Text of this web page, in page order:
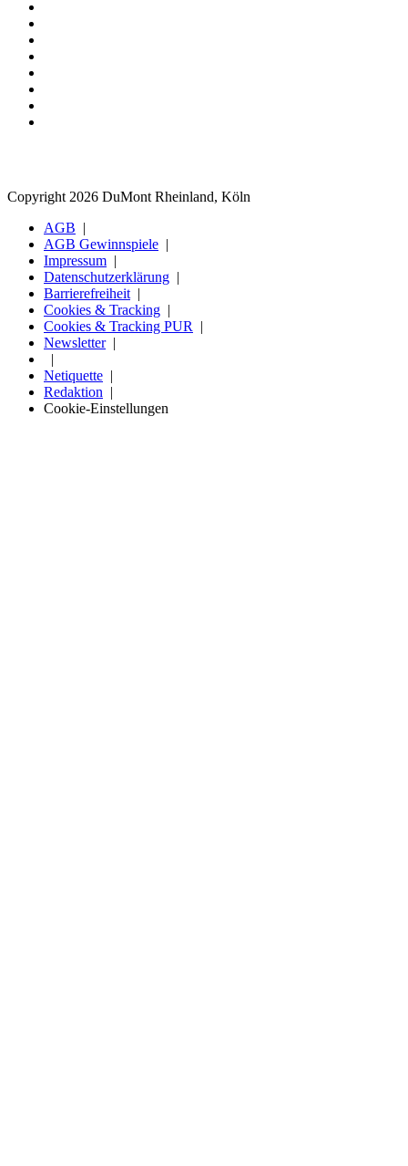
Copyright 2026 DuMont Rheinland, Köln
AGB
AGB Gewinnspiele
Impressum
Datenschutzerklärung
Barrierefreiheit
Cookies & Tracking
Cookies & Tracking PUR
Newsletter
Netiquette
Redaktion
Cookie-Einstellungen